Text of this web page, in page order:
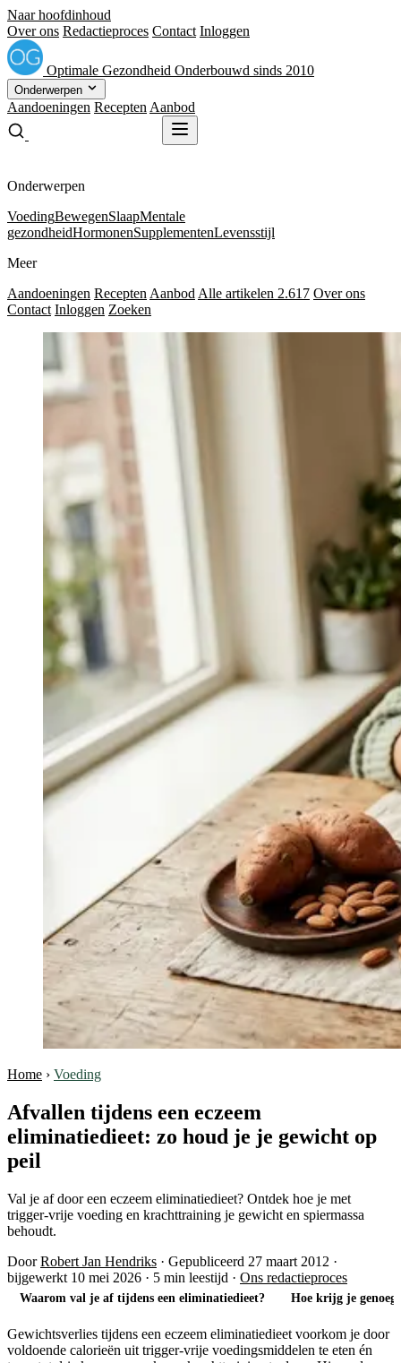
Naar hoofdinhoud
Over ons Redactieproces Contact Inloggen
Optimale Gezondheid Onderbouwd sinds 2010
Onderwerpen
Aandoeningen Recepten Aanbod
Onderwerpen
VoedingBewegenSlaapMentale
gezondheidHormonenSupplementenLevensstijl
Meer
Aandoeningen Recepten Aanbod Alle artikelen 2.617 Over ons
Contact Inloggen Zoeken
Home › Voeding
Afvallen tijdens een eczeem
eliminatiedieet: zo houd je je gewicht op
peil
Val je af door een eczeem eliminatiedieet? Ontdek hoe je met
trigger-vrije voeding en krachttraining je gewicht en spiermassa
behoudt.
DoorRobert Jan Hendriks · Gepubliceerd 27 maart 2012 ·
bijgewerkt 10 mei 2026 · 5 min leestijd · Ons redactieproces
Waarom val je af tijdens een eliminatiedieet? Hoe krijg je genoeg
Gewichtsverlies tijdens een eczeem eliminatiedieet voorkom je door
voldoende calorieën uit trigger-vrije voedingsmiddelen te eten én